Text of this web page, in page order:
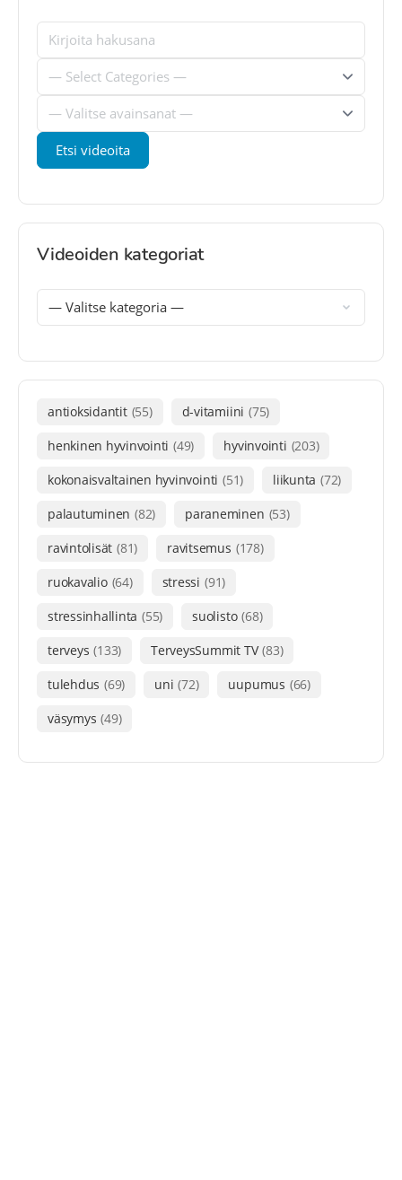
Videoiden kategoriat
antioksidantit (55) d-vitamiini (75)
henkinen hyvinvointi (49) hyvinvointi (203)
kokonaisvaltainen hyvinvointi (51) liikunta (72)
palautuminen (82) paraneminen (53)
ravintolisät (81) ravitsemus (178)
ruokavalio (64) stressi (91)
stressinhallinta (55) suolisto (68)
terveys (133) TerveysSummit TV (83)
tulehdus (69) uni (72) uupumus (66)
väsymys (49)